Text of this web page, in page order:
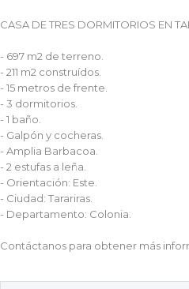
CASA DE TRES DORMITORIOS EN
- 697 m2 de terreno.
- 211 m2 construídos.
- 15 metros de frente.
- 3 dormitorios.
- 1 baño.
- Galpón y cocheras.
- Amplia Barbacoa.
- 2 estufas a leña.
- Orientación: Este.
- Ciudad: Tarariras.
- Departamento: Colonia.
Contáctanos para obtener más